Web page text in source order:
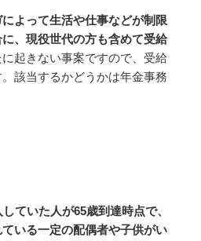
よって生活や仕事などが制限
、現役世代の方も含めて受給
起きない事案ですので、受給
該当するかどうかは年金事務
ていた人が65歳到達時点で、
いる一定の配偶者や子供がい